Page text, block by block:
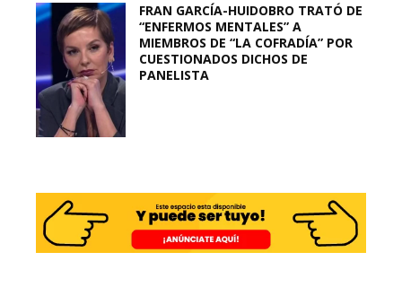
FRAN GARCÍA-HUIDOBRO TRATÓ DE
“ENFERMOS MENTALES” A
MIEMBROS DE “LA COFRADÍA” POR
CUESTIONADOS DICHOS DE
PANELISTA